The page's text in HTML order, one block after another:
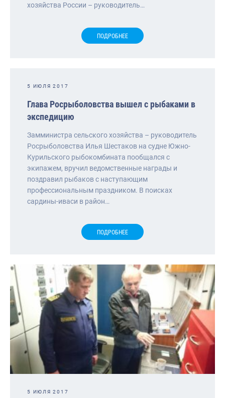
хозяйства России – руководитель…
ПОДРОБНЕЕ
5 ИЮЛЯ 2017
Глава Росрыболовства вышел с рыбаками в
экспедицию
Замминистра сельского хозяйства – руководитель
Росрыболовства Илья Шестаков на судне Южно-
Курильского рыбокомбината пообщался с
экипажем, вручил ведомственные награды и
поздравил рыбаков с наступающим
профессиональным праздником. В поисках
сардины-иваси в район…
ПОДРОБНЕЕ
5 ИЮЛЯ 2017